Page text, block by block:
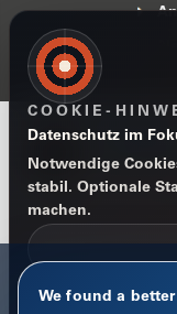
Impressum
We found a
COOKIE-
Datenschutz im
Notwendige
stabil. Optionale
machen.